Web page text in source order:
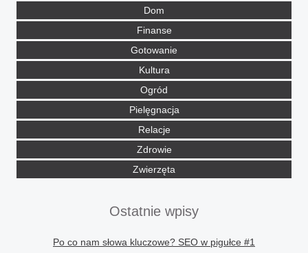
Dom
Finanse
Gotowanie
Kultura
Ogród
Pielęgnacja
Relacje
Zdrowie
Zwierzęta
Ostatnie wpisy
Po co nam słowa kluczowe? SEO w pigułce #1